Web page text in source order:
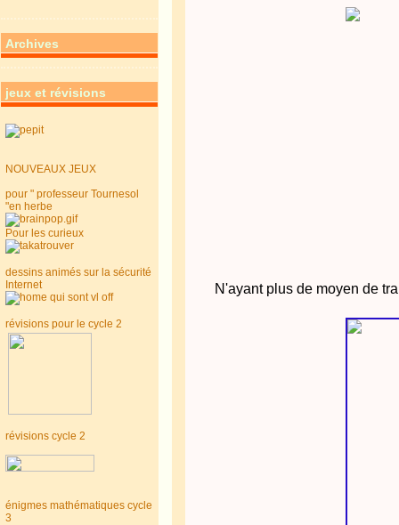
Archives
jeux et révisions
NOUVEAUX JEUX
pour " professeur Tournesol
"en herbe
Pour les curieux
dessins animés sur la sécurité
Internet
révisions pour le cycle 2
révisions cycle 2
énigmes mathématiques cycle
3
N'ayant plus de moyen de